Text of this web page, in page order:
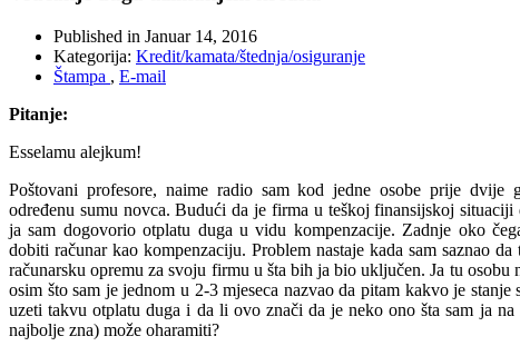
Published in Januar 14, 2016
Kategorija: Kredit/kamata/štednja/osiguranje
Štampa , E-mail
Pitanje:
Esselamu alejkum!
Poštovani profesore, naime radio sam kod jedne osobe prije dvije
određenu sumu novca. Budući da je firma u teškoj finansijskoj
ja sam dogovorio otplatu duga u vidu kompenzacije. Zadnje oko
dobiti računar kao kompenzaciju. Problem nastaje kada sam saznao
računarsku opremu za svoju firmu u šta bih ja bio uključen. Ja tu osobu
osim što sam je jednom u 2-3 mjeseca nazvao da pitam kakvo je
uzeti takvu otplatu duga i da li ovo znači da je neko ono šta sam ja
najbolje zna) može oharamiti?